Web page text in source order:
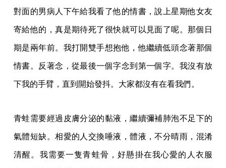
對面的男病人下午給我看了他的情書，說上星期他女友
寄給他的，真是期待死了很快就可以見面了呢。那個日
期是兩年前。我打開雙手想抱他，他繼續低頭念著那個
情書。反著念，從最後一個字念到第一個字。我沒有放
下我的手臂，直到開始發抖。大家都沒有在看我們。
青蛙需要經過皮膚分泌的黏液，繼續彌補肺泡不足下的
氣體短缺。相愛的人交換唾液，體液，不分晴雨，混淆
清醒。我需要一隻青蛙骨，好懸掛在我心愛的人衣服